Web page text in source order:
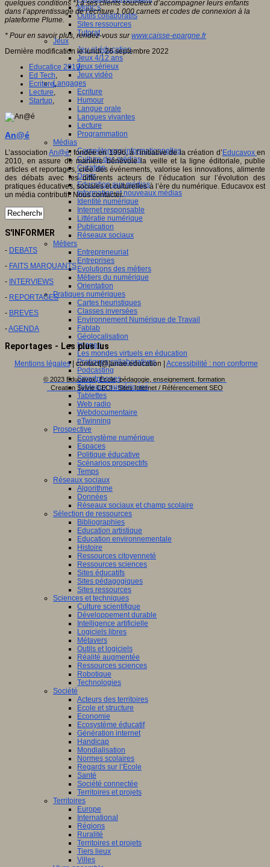
Mooc’s
Outils collaboratifs
Sites ressources
Tutorat
Jeux
Jeu et éducation
Jeux 4/12 ans
Jeux sérieux
Jeux vidéo
Langages
Ecriture
Humour
Langue orale
Langues vivantes
Lecture
Programmation
Médias
Compétences informationnelles
Culture des médias
Curation
Droits
Education aux médias
Information et nouveaux médias
Identité numérique
Internet responsable
Littératie numérique
Publication
Réseaux sociaux
Métiers
Entrepreneuriat
Entreprises
Evolutions des métiers
Métiers du numérique
Orientation
Pratiques numériques
Cartes heuristiques
Classes inversées
Environnement Numérique de Travail
Fablab
Géolocalisation
Images
Les mondes virtuels en éducation
Pratiques collaboratives
Podcasting
Smartphones
Tableaux numériques
Tablettes
Web radio
Webdocumentaire
eTwinning
Prospective
Ecosystème numérique
Espaces
Politique éducative
Scénarios prospectifs
Temps
Réseaux sociaux
Algorithme
Données
Réseaux sociaux et champ scolaire
Sélection de ressources
Bibliographies
Education artistique
Education environnementale
Histoire
Ressources citoyenneté
Ressources sciences
Sites éducatifs
Sites pédagogiques
Sites ressources
Sciences et techniques
Culture scientifique
Développement durable
Intelligence artificielle
Logiciels libres
Métavers
Outils et logiciels
Réalité augmentée
Ressources sciences
Robotique
Technologies
Société
Acteurs des territoires
Ecole et structure
Economie
Ecosystème éducatif
Génération internet
Handicap
Mondialisation
Normes scolaires
Regards sur l’Ecole
Santé
Société connectée
Territoires et projets
Territoires
Europe
International
Régions
Ruralité
Territoires et projets
Tiers lieux
Villes
quelques conditions *) à ses clients soucieux d’accompagner leurs enfants
dans l’apprentissage de l’écriture 1 000 carnets et codes de connexion à la
plateforme Plume.
* Pour en savoir plus, rendez-vous surwww.caisse-epargne.fr
Dernière modification le lundi, 26 septembre 2022
Educatice 2019,
Ed Tech,
Ecriture,
Lecture,
Startup,
An@é
L’associationAn@é, fondée en 1996, à l’initiative de la création d’ Educavoxen
2010, en assure de manière bénévole la veille et la ligne éditoriale, publie
articles et reportages, crée des événements, valorise les innovations, alimente
des débats avec les différents acteurs de l’éducation sur l’évolution des
pratiques éducatives, sociales et culturelles à l’ère du numérique. Educavox est
un média contributif. Nous contacter.
S'INFORMER
- DEBATS
- FAITS MARQUANTS
- INTERVIEWS
- REPORTAGES
- BREVES
-AGENDA
Reportages - Les plus lus
Mentions légales| contact[@]anae.education | Accessibilité : non conforme
© 2023 Educavox, Ecole, pédagogie, enseignement, formation
Creation Sylvie CECI - Sites Internet / Référencement SEO